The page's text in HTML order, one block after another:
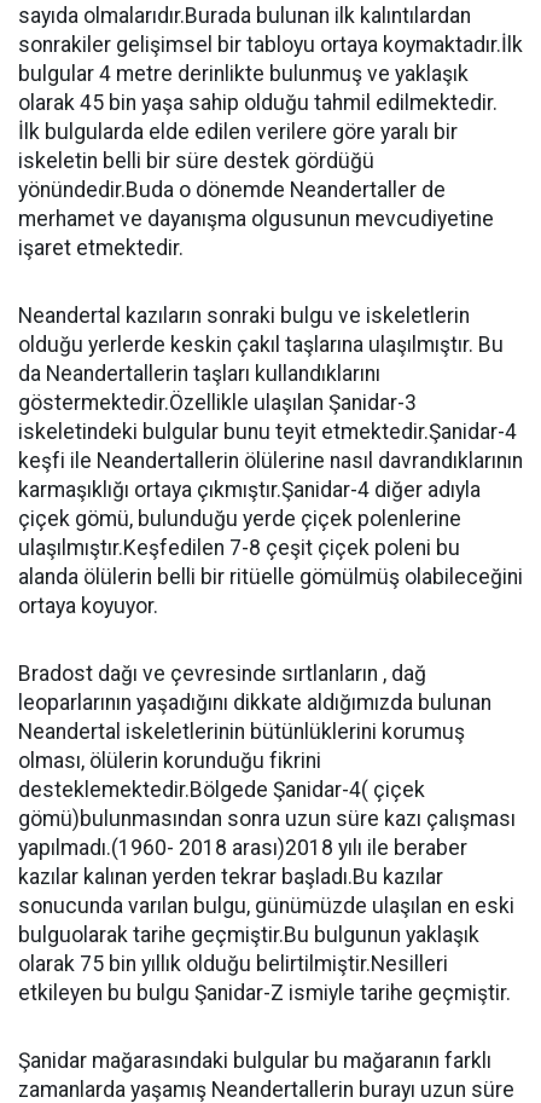
sayıda olmalarıdır.Burada bulunan ilk kalıntılardan
sonrakiler gelişimsel bir tabloyu ortaya koymaktadır.İlk
bulgular 4 metre derinlikte bulunmuş ve yaklaşık
olarak 45 bin yaşa sahip olduğu tahmil edilmektedir.
İlk bulgularda elde edilen verilere göre yaralı bir
iskeletin belli bir süre destek gördüğü
yönündedir.Buda o dönemde Neandertaller de
merhamet ve dayanışma olgusunun mevcudiyetine
işaret etmektedir.
Neandertal kazıların sonraki bulgu ve iskeletlerin
olduğu yerlerde keskin çakıl taşlarına ulaşılmıştır. Bu
da Neandertallerin taşları kullandıklarını
göstermektedir.Özellikle ulaşılan Şanidar-3
iskeletindeki bulgular bunu teyit etmektedir.Şanidar-4
keşfi ile Neandertallerin ölülerine nasıl davrandıklarının
karmaşıklığı ortaya çıkmıştır.Şanidar-4 diğer adıyla
çiçek gömü, bulunduğu yerde çiçek polenlerine
ulaşılmıştır.Keşfedilen 7-8 çeşit çiçek poleni bu
alanda ölülerin belli bir ritüelle gömülmüş olabileceğini
ortaya koyuyor.
Bradost dağı ve çevresinde sırtlanların , dağ
leoparlarının yaşadığını dikkate aldığımızda bulunan
Neandertal iskeletlerinin bütünlüklerini korumuş
olması, ölülerin korunduğu fikrini
desteklemektedir.Bölgede Şanidar-4( çiçek
gömü)bulunmasından sonra uzun süre kazı çalışması
yapılmadı.(1960- 2018 arası)2018 yılı ile beraber
kazılar kalınan yerden tekrar başladı.Bu kazılar
sonucunda varılan bulgu, günümüzde ulaşılan en eski
bulguolarak tarihe geçmiştir.Bu bulgunun yaklaşık
olarak 75 bin yıllık olduğu belirtilmiştir.Nesilleri
etkileyen bu bulgu Şanidar-Z ismiyle tarihe geçmiştir.
Şanidar mağarasındaki bulgular bu mağaranın farklı
zamanlarda yaşamış Neandertallerin burayı uzun süre